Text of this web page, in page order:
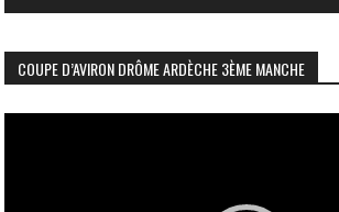
COUPE D’AVIRON DRÔME ARDÈCHE 3ÈME MANCHE